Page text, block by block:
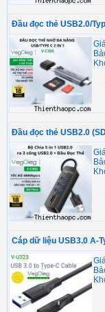
Đầu đọc thẻ USB2.0/
Đầu đọc thẻ USB2.0
Cáp dữ liệu USB3.0 A-